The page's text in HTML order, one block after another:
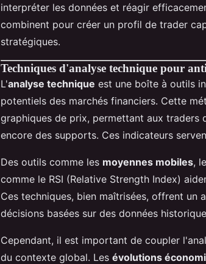
interpréter les données et réagir
combinent pour créer un profil de trader
stratégiques.
Techniques d'analyse technique pour
L'analyse technique est une boîte à outils
potentiels des marchés financiers. Cette
graphiques de prix, permettant aux traders
encore des supports. Ces indicateurs
Des outils comme les moyennes mobiles,
comme le RSI (Relative Strength Index)
Ces techniques, bien maîtrisées, offrent un
décisions basées sur des données
Cependant, il est important de coupler
du contexte global. Les évolutions